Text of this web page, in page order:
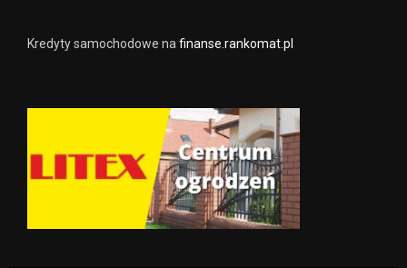
Kredyty samochodowe na finanse.rankomat.pl